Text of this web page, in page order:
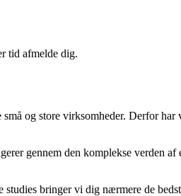
tid afmelde dig.
og store virksomheder. Derfor har
gennem den komplekse verden af
bringer vi dig nærmere de